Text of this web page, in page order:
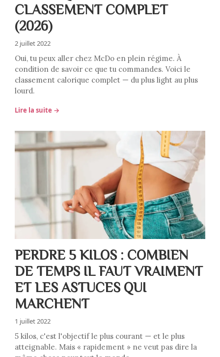
CLASSEMENT COMPLET
(2026)
2 juillet 2022
Oui, tu peux aller chez McDo en plein régime. À
condition de savoir ce que tu commandes. Voici le
classement calorique complet — du plus light au plus
lourd.
Lire la suite →
PERDRE 5 KILOS : COMBIEN
DE TEMPS IL FAUT VRAIMENT
ET LES ASTUCES QUI
MARCHENT
1 juillet 2022
5 kilos, c'est l'objectif le plus courant — et le plus
atteignable. Mais « rapidement » ne veut pas dire la